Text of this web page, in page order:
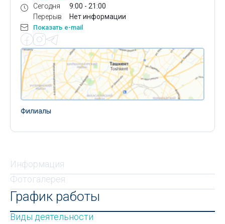
Сегодня
Перерыв
9:00 - 21:00
Нет информации
Показать e-mail
Филиалы
Информация
Фотогалерея
График работы
Виды деятельности